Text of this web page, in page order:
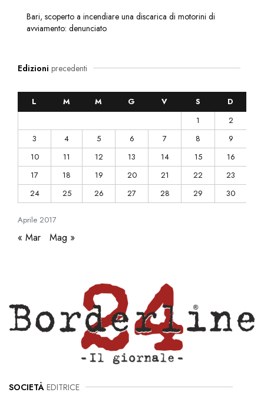
Bari, scoperto a incendiare una discarica di motorini di
avviamento: denunciato
Edizioni precedenti
Aprile 2017
L M M G V S
D
1
2
3
4 5 6 7 8
9
10
11 12 13 14 15
16
17
18 19 20 21 22
23
24
25 26 27 28 29 30
« Mar Mag »
SOCIETÀ EDITRICE